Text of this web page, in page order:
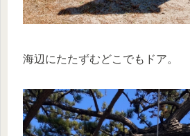
海辺にたたずむどこでもドア。